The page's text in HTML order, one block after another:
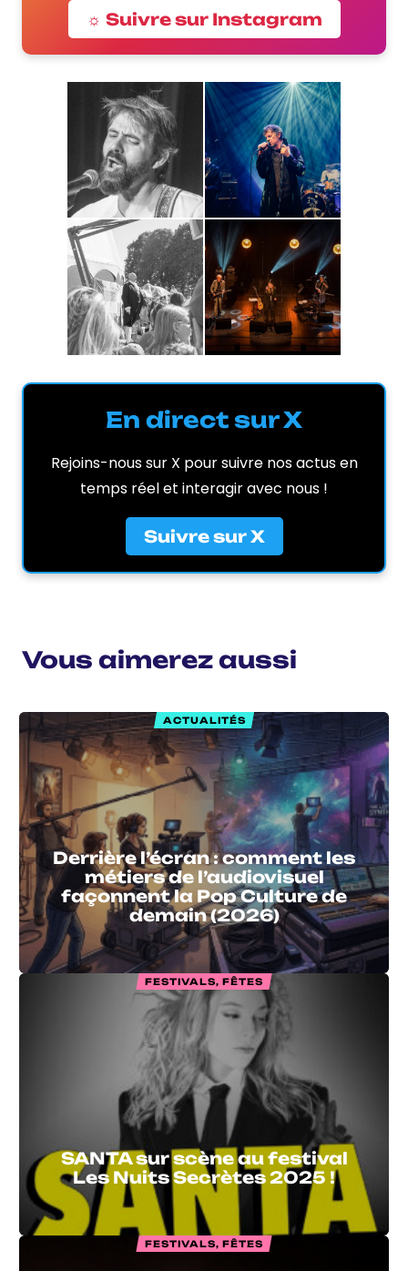
☼ Suivre sur Instagram
En direct sur X
Rejoins-nous sur X pour suivre nos actus en
temps réel et interagir avec nous !
Suivre sur X
Vous aimerez aussi
ACTUALITÉS
Derrière l’écran : comment les
métiers de l’audiovisuel
façonnent la Pop Culture de
demain (2026)
FESTIVALS, FÊTES
SANTA sur scène au festival
Les Nuits Secrètes 2025 !
FESTIVALS, FÊTES